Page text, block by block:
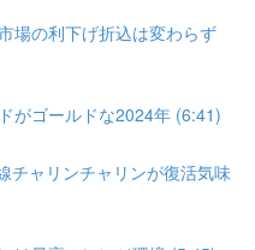
場の利下げ折込は変わらず
がゴールドな2024年 (6:41)
チャリンチャリンが復活気味